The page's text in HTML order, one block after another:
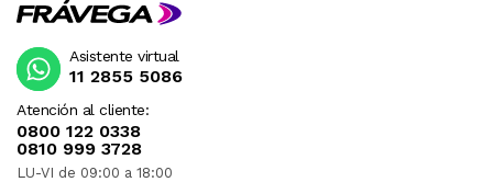
Atención al cliente:
0800 122 0338
0810 999 3728
LU-VI de 09:00 a 18:00
Asistente virtual
11 2855 5086